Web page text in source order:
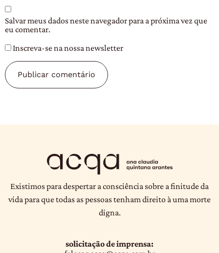
Salvar meus dados neste navegador para a próxima vez que
eu comentar.
Inscreva-se na nossa newsletter
Existimos para despertar a consciência sobre a finitude da
vida para que todas as pessoas tenham direito à uma morte
digna.
solicitação de imprensa: